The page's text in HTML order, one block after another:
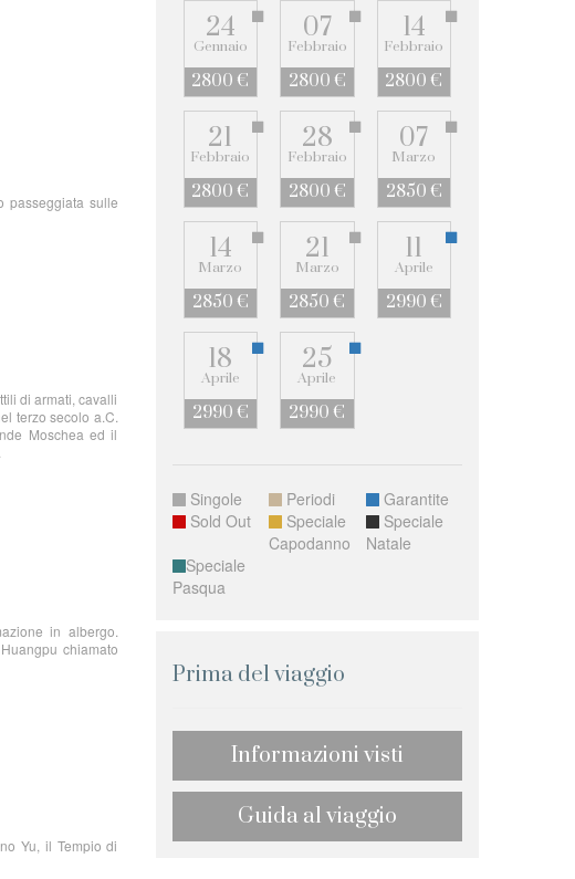
passeggiata sulle
di armati, cavalli
terzo secolo a.C.
Moschea ed il
in albergo.
chiamato
Yu, il Tempio di
24
Gennaio
2800 €
07
Febbraio
2800 €
14
Febbraio
2800 €
21
Febbraio
2800 €
28
Febbraio
2800 €
07
Marzo
2850 €
14
Marzo
2850 €
21
Marzo
2850 €
11
Aprile
2990 €
18
Aprile
2990 €
25
Aprile
2990 €
Singole Periodi
Garantite
Sold Out
Speciale
Capodanno
Speciale
Natale
Speciale
Pasqua
Prima del viaggio
Informazioni visti
Guida al viaggio